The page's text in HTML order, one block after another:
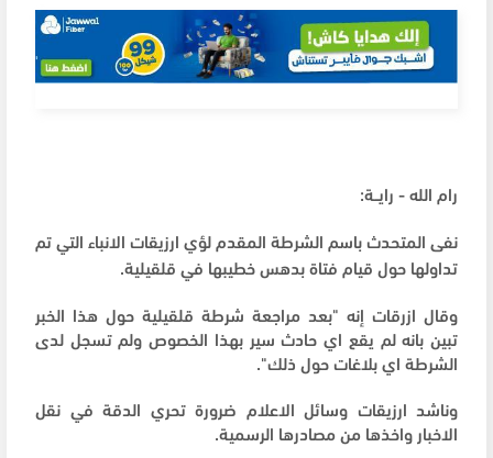
رام الله - رايــة:
نفى المتحدث باسم الشرطة المقدم لؤي ارزيقات الانباء التي تم
تداولها حول قيام فتاة بدهس خطيبها في قلقيلية.
وقال ازرقات إنه "بعد مراجعة شرطة قلقيلية حول هذا الخبر
تبين بانه لم يقع اي حادث سير بهذا الخصوص ولم تسجل لدى
الشرطة اي بلاغات حول ذلك".
وناشد ارزيقات وسائل الاعلام ضرورة تحري الدقة في نقل
الاخبار واخذها من مصادرها الرسمية.